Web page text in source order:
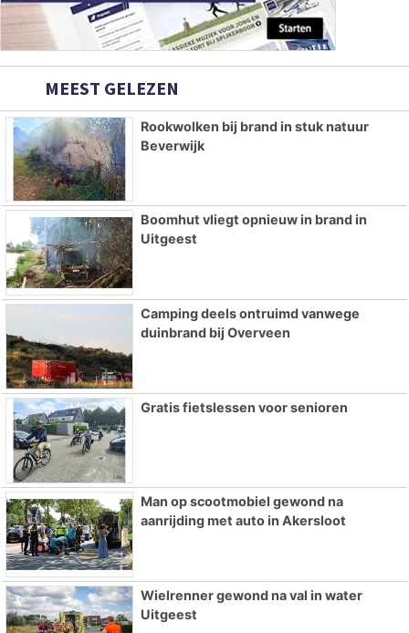
MEEST GELEZEN
Rookwolken bij brand in stuk natuur
Beverwijk
Boomhut vliegt opnieuw in brand in
Uitgeest
Camping deels ontruimd vanwege
duinbrand bij Overveen
Gratis fietslessen voor senioren
Man op scootmobiel gewond na
aanrijding met auto in Akersloot
Wielrenner gewond na val in water
Uitgeest